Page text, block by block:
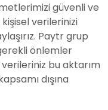
güvenli ve
verilerinizi
Paytr grup
önlemler
bu aktarım
dışına